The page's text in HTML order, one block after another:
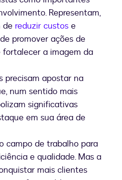
Representam,
de reduzir custos e
promover ações de
a imagem da
precisam apostar na
num sentido mais
significativas
em sua área de
campo de trabalho para
e qualidade. Mas a
mais clientes